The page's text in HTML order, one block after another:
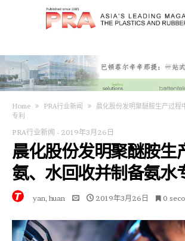
Home PRA行业新闻
晨化股份发明聚醚胺生产过程
专利
PRA行业新闻 - 2019年3月26日
晨化股份发明聚醚胺生
氨、水回收并制备氨水
yan, huan 2019年3月26日 0